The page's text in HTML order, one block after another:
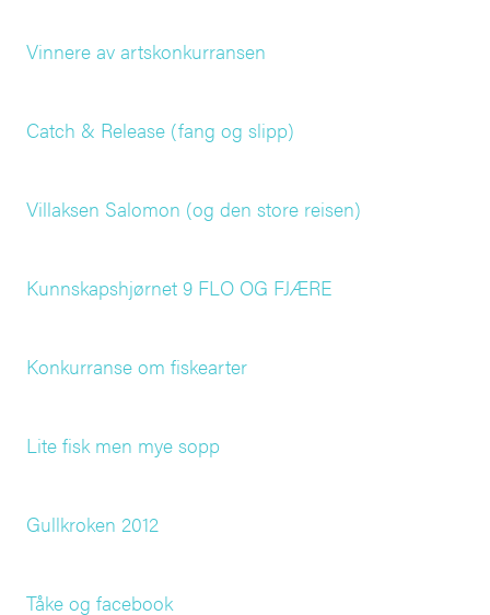
Vinnere av artskonkurransen
Catch & Release (fang og slipp)
Villaksen Salomon (og den store reisen)
Kunnskapshjørnet 9 FLO OG FJÆRE
Konkurranse om fiskearter
Lite fisk men mye sopp
Gullkroken 2012
Tåke og facebook